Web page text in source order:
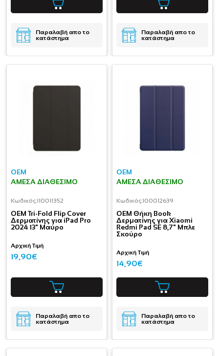
Παραλαβή απο το
κατάστημα
Παραλαβή απο το
κατάστημα
OEM
ΆΜΕΣΑ ΔΙΑΘΈΣΙΜΟ
Κωδικός:I10011352
OEM Tri-Fold Flip Cover
Δερματίνης για iPad Pro
2024 13" Μαύρο
Αρχική Τιμή
19,90€
Παραλαβή απο το
κατάστημα
OEM
ΆΜΕΣΑ ΔΙΑΘΈΣΙΜΟ
Κωδικός:I00012639
OEM Θήκη Book
Δερματίνης για Xiaomi
Redmi Pad SE 8,7" Μπλε
Σκούρο
Αρχική Τιμή
14,90€
Παραλαβή απο το
κατάστημα